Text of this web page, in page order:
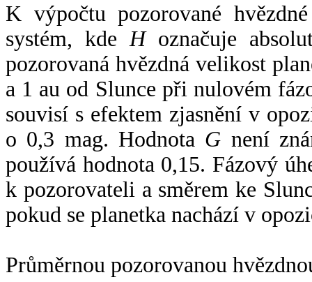
K výpočtu pozorované
systém, kde Hoznačuje
pozorovaná hvězdná velikost
a 1 au od Slunce při nulovém
souvisí s efektem zjasnění v
o 0,3 mag. Hodnota G není
používá hodnota 0,15. Fázový
k pozorovateli a směrem ke
pokud se planetka nachází v
Průměrnou pozorovanou